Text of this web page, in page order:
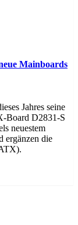
Mainboards
Jahres seine
Board D2831-S
neuestem
ergänzen die